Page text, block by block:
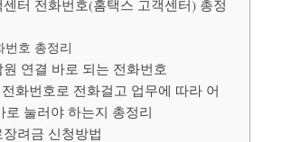
터 전화번호(홈택스 고객센터) 총정
번호 총정리
연결 바로 되는 전화번호
화번호로 전화걸고 업무에 따라 어
로 눌러야 하는지 총정리
려금 신청방법